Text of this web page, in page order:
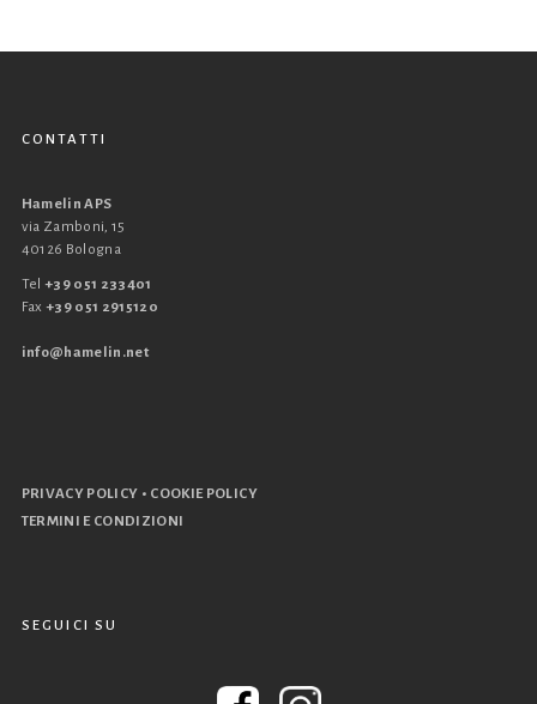
CONTATTI
Hamelin APS
via Zamboni, 15
40126 Bologna
Tel +39 051 233401
Fax +39 051 2915120
info@hamelin.net
PRIVACY POLICY • COOKIE POLICY
TERMINI E CONDIZIONI
SEGUICI SU